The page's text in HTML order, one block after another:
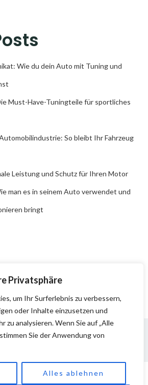
Privatsphäre
um Ihr Surferlebnis zu verbessern,
oder Inhalte einzusetzen und
zu analysieren. Wenn Sie auf „Alle
Sie der Anwendung von
Alles ablehnen
Wie du dein Auto mit Tuning und
Must-Have-Tuningteile für sportliches
So bleibt Ihr Fahrzeug
Leistung und Schutz für Ihren Motor
man es in seinem Auto verwendet und
bringt